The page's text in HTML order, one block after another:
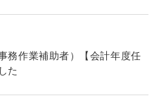
務作業補助者）【会計年度任
た